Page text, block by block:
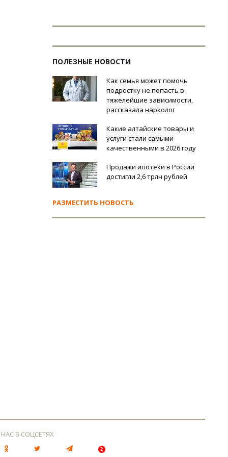
ПОЛЕЗНЫЕ НОВОСТИ
Как семья может помочь
подростку не попасть в
тяжелейшие зависимости,
рассказала нарколог
Какие алтайские товары и
услуги стали самыми
качественными в 2026 году
Продажи ипотеки в России
достигли 2,6 трлн рублей
РАЗМЕСТИТЬ НОВОСТЬ
В СОЦСЕТЯХ